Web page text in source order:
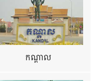
កណ្តាល